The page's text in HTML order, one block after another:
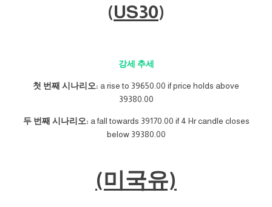
(US30)
강세 추세
첫 번째 시나리오: a rise to 39650.00 if price holds above
39380.00
두 번째 시나리오: a fall towards 39170.00 if 4 Hr candle closes
below 39380.00
(미국유)